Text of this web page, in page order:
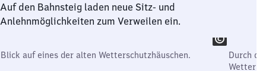
Auf den Bahnsteig laden neue Sitz- und
Anlehnmöglichkeiten zum Verweilen ein.
Blick auf eines der alten Wetterschutzhäuschen.
Durch